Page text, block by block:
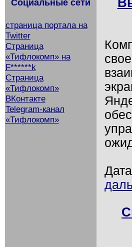
Социальные сети
страница портала на
Twitter
Страница
«Тифлокомп» на
F******k
Страница
«Тифлокомп»
ВКонтакте
Telegram-канал
«Тифлокомп»